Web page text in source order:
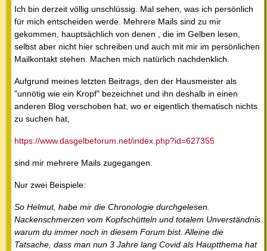
Ich bin derzeit völlig unschlüssig. Mal sehen, was ich persönlich
für mich entscheiden werde. Mehrere Mails sind zu mir
gekommen, hauptsächlich von denen , die im Gelben lesen,
selbst aber nicht hier schreiben und auch mit mir im persönlichen
Mailkontakt stehen. Machen mich natürlich nachdenklich.
Aufgrund meines letzten Beitrags, den der Hausmeister als
"unnötig wie ein Kropf" bezeichnet und ihn deshalb in einen
anderen Blog verschoben hat, wo er eigentlich thematisch nichts
zu suchen hat,
https://www.dasgelbeforum.net/index.php?id=627355
sind mir mehrere Mails zugegangen.
Nur zwei Beispiele:
So Helmut, habe mir die Chronologie durchgelesen.
Nackenschmerzen vom Kopfschütteln und totalem Unverständnis
warum du immer noch in diesem Forum bist. Alleine die
Tatsache, dass man nun 3 Jahre lang Covid als Hauptthema hat